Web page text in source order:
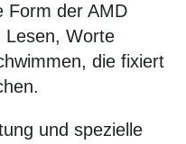
Form der AMD
Lesen, Worte
die fixiert
und spezielle